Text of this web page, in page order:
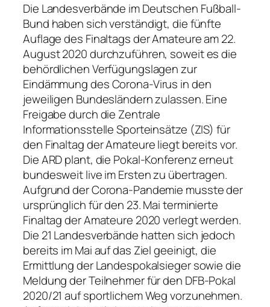
Die Landesverbände im Deutschen Fußball-
Bund haben sich verständigt, die fünfte
Auflage des Finaltags der Amateure am 22.
August 2020 durchzuführen, soweit es die
behördlichen Verfügungslagen zur
Eindämmung des Corona-Virus in den
jeweiligen Bundesländern zulassen. Eine
Freigabe durch die Zentrale
Informationsstelle Sporteinsätze (ZIS) für
den Finaltag der Amateure liegt bereits vor.
Die ARD plant, die Pokal-Konferenz erneut
bundesweit live im Ersten zu übertragen.
Aufgrund der Corona-Pandemie musste der
ursprünglich für den 23. Mai terminierte
Finaltag der Amateure 2020 verlegt werden.
Die 21 Landesverbände hatten sich jedoch
bereits im Mai auf das Ziel geeinigt, die
Ermittlung der Landespokalsieger sowie die
Meldung der Teilnehmer für den DFB-Pokal
2020/21 auf sportlichem Weg vorzunehmen.